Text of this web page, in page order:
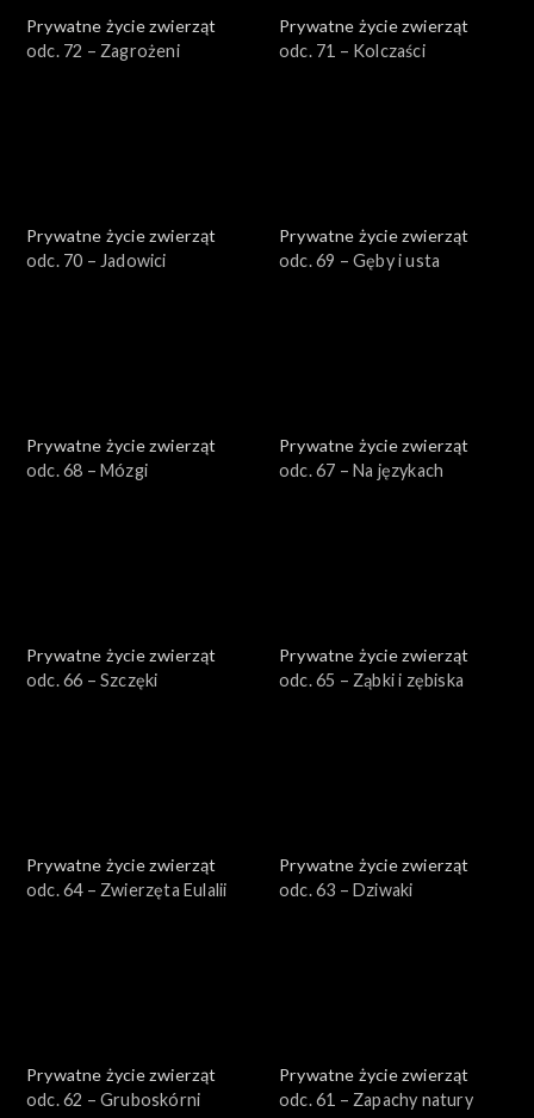
Prywatne życie zwierząt
odc. 72 – Zagrożeni
Prywatne życie zwierząt
odc. 71 – Kolczaści
Prywatne życie zwierząt
odc. 70 – Jadowici
Prywatne życie zwierząt
odc. 69 – Gęby i usta
Prywatne życie zwierząt
odc. 68 – Mózgi
Prywatne życie zwierząt
odc. 67 – Na językach
Prywatne życie zwierząt
odc. 66 – Szczęki
Prywatne życie zwierząt
odc. 65 – Ząbki i zębiska
Prywatne życie zwierząt
odc. 64 – Zwierzęta Eulalii
Prywatne życie zwierząt
odc. 63 – Dziwaki
Prywatne życie zwierząt
odc. 62 – Gruboskórni
Prywatne życie zwierząt
odc. 61 – Zapachy natury